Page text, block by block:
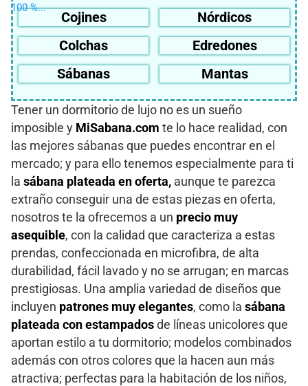
Cojines
Nórdicos
Colchas
Edredones
Sábanas
Mantas
Tener un dormitorio de lujo no es un sueño
imposible y MiSabana.com te lo hace realidad, con
las mejores sábanas que puedes encontrar en el
mercado; y para ello tenemos especialmente para ti
la sábana plateada en oferta, aunque te parezca
extraño conseguir una de estas piezas en oferta,
nosotros te la ofrecemos a un precio muy
asequible, con la calidad que caracteriza a estas
prendas, confeccionada en microfibra, de alta
durabilidad, fácil lavado y no se arrugan; en marcas
prestigiosas. Una amplia variedad de diseños que
incluyen patrones muy elegantes, como la sábana
plateada con estampados de líneas unicolores que
aportan estilo a tu dormitorio; modelos combinados
además con otros colores que la hacen aun más
atractiva; perfectas para la habitación de los niños,